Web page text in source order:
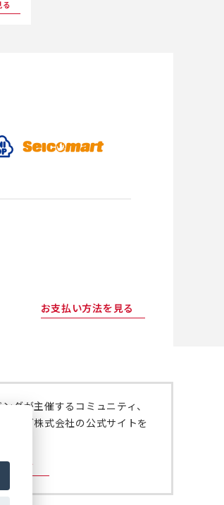
る
お支払い方法を見る
グが主催するコミュニティ、
ング株式会社の公式サイトを
サイト